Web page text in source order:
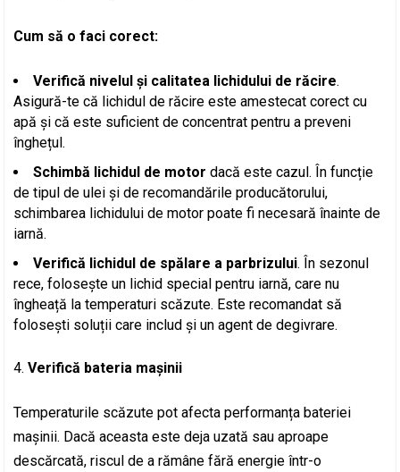
Cum să o faci corect:
Verifică nivelul și calitatea lichidului de răcire.
Asigură-te că lichidul de răcire este amestecat corect cu
apă și că este suficient de concentrat pentru a preveni
înghețul.
Schimbă lichidul de motor dacă este cazul. În funcție
de tipul de ulei și de recomandările producătorului,
schimbarea lichidului de motor poate fi necesară înainte de
iarnă.
Verifică lichidul de spălare a parbrizului. În sezonul
rece, folosește un lichid special pentru iarnă, care nu
îngheață la temperaturi scăzute. Este recomandat să
folosești soluții care includ și un agent de degivrare.
Verifică bateria mașinii
Temperaturile scăzute pot afecta performanța bateriei
mașinii. Dacă aceasta este deja uzată sau aproape
descărcată, riscul de a rămâne fără energie într-o